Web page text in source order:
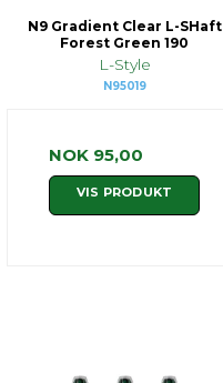
N9 Gradient Clear L-SHaft
Forest Green 190
L-Style
N95019
NOK 95,00
VIS PRODUKT